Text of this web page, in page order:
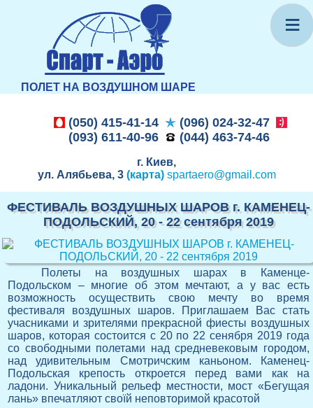
ПОЛЕТ НА ВОЗДУШНОМ ШАРЕ
(050) 415-41-14
(096) 024-32-47
(093) 611-40-96
(044) 463-74-46
г. Киев,
ул. Алябьева, 3 (карта) spartaero@gmail.com
ФЕСТИВАЛЬ ВОЗДУШНЫХ ШАРОВ г. КАМЕНЕЦ-
ПОДОЛЬСКИЙ, 20 - 22 сентября 2019
Полеты на воздушных шарах в Каменце-
Подольском – многие об этом мечтают, а у вас есть
возможность осуществить свою мечту во время
фестиваля воздушных шаров. Приглашаем Вас стать
учасниками и зрителями прекрасной фиесты воздушных
шаров, которая состоится с 20 по 22 сенября 2019 года
со свободными полетами над средневековым городом,
над удивительным Смотричским каньоном. Каменец-
Подольская крепость откроется перед вами как на
ладони. Уникальный рельеф местности, мост «Бегущая
лань» впечатляют своїй неповторимой красотой
≡